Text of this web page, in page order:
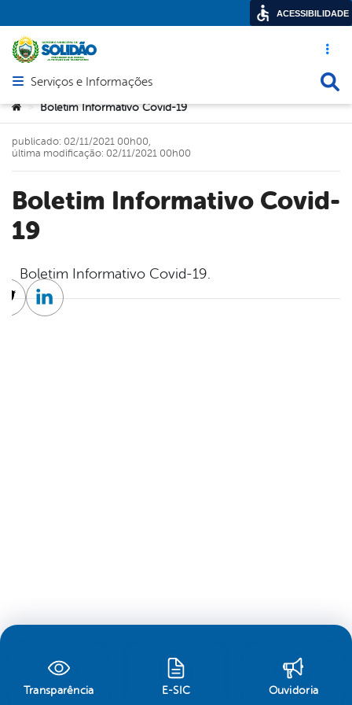
Acesso
Abrir menu principal de navegação
Serviços e Informações
Você está aqui:
> Boletim Informativo Covid-19
Boletim Informativo Covid-
19
publicado: 02/11/2021 00h00,
última modificação: 02/11/2021 00h00
Boletim Informativo Covid-19.
TwitterLinkedin
Transparência E-SIC Ouvidoria
ACESSIBILIDADE